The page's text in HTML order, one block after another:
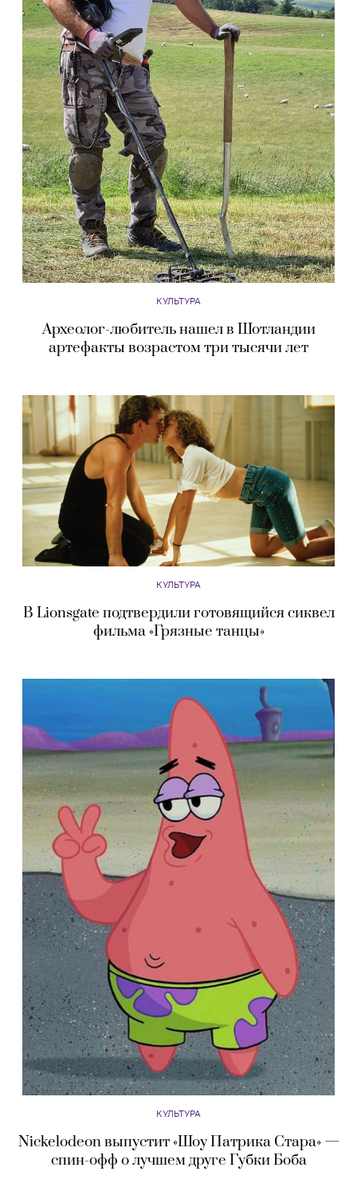
КУЛЬТУРА
Археолог-любитель нашел в Шотландии
артефакты возрастом три тысячи лет
КУЛЬТУРА
В Lionsgate подтвердили готовящийся сиквел
фильма «Грязные танцы»
КУЛЬТУРА
Nickelodeon выпустит «Шоу Патрика Стара» —
спин-офф о лучшем друге Губки Боба